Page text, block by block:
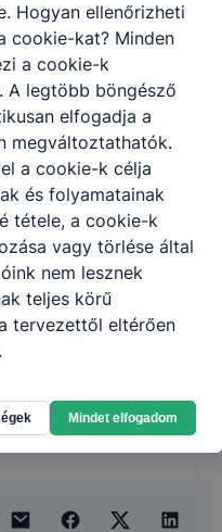
és a
A KÉPZÉSHEZ
Szakképzési
Jelentkezési Rendszer
Hogyan ellenőrizheti
cookie-kat? Minden
a cookie-k
A legtöbb böngésző
elfogadja a
megváltoztathatók.
a cookie-k célja
és folyamatainak
tétele, a cookie-k
vagy törlése által
nem lesznek
teljes körű
tervezettől eltérően
Mindet elfogadom